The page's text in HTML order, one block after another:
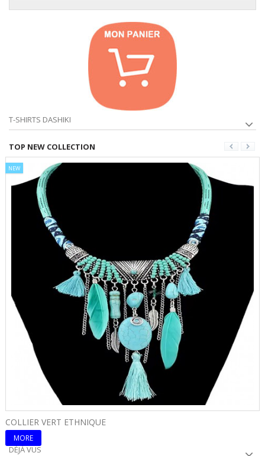
T-SHIRTS DASHIKI
TOP NEW COLLECTION
NEW
COLLIER VERT ETHNIQUE
MORE
DÉJÀ VUS